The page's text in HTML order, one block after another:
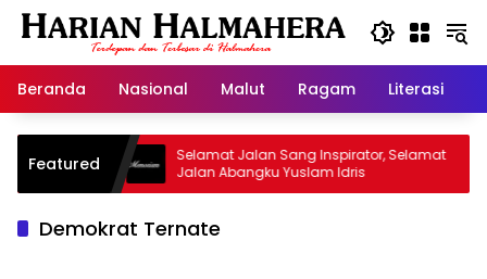
Langsung
Beranda
Nasional Malut Ragam Literasi
Featured
Selamat Jalan Sang Inspirator, Selamat
Jalan Abangku Yuslam Idris
Demokrat Ternate